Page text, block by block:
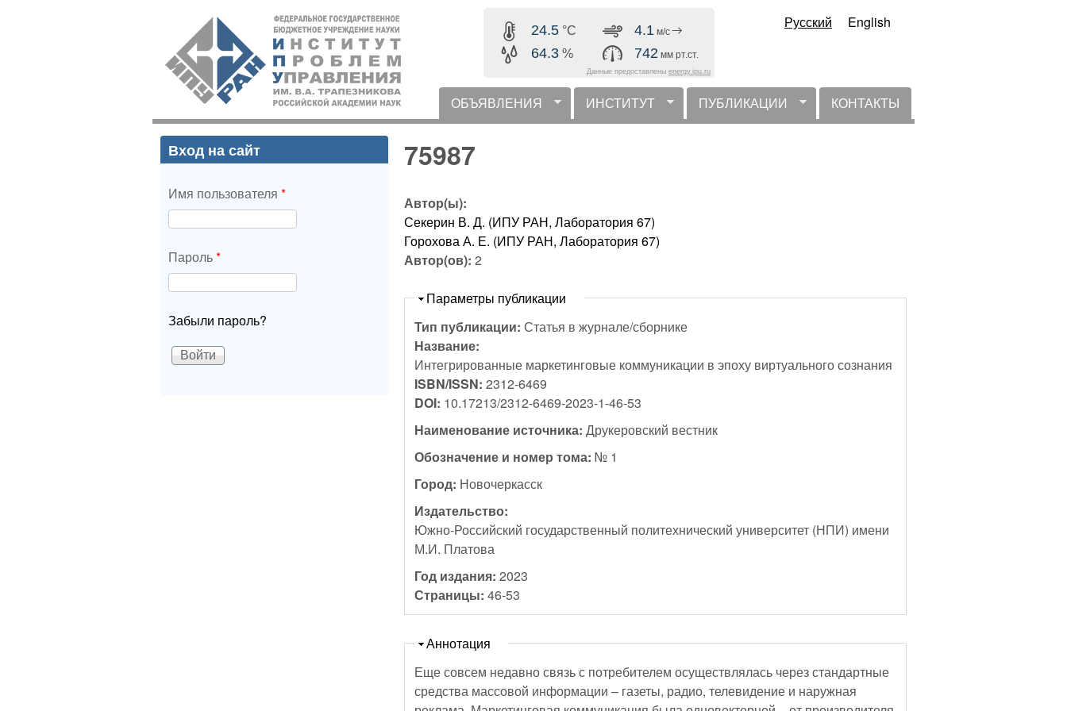
содержанию
ИПУ
РАН
24.5 °C
64.3 %
4.1 м/с
742 мм рт.ст.
Данные предоставлены energy.ipu.ru
Русский English
горизонтальное меню
ОБЪЯВЛЕНИЯ ИНСТИТУТ ПУБЛИКАЦИИ КОНТАКТЫ
75987
Автор(ы):
Секерин В. Д. (ИПУ РАН, Лаборатория 67)
Горохова А. Е. (ИПУ РАН, Лаборатория 67)
Автор(ов):2
Скрыть
Параметры публикации
Тип публикации:Статья в журнале/сборнике
Название:
Интегрированные маркетинговые коммуникации в эпоху виртуального сознания
ISBN/ISSN:2312-6469
DOI: 10.17213/2312-6469-2023-1-46-53
Наименование источника:Друкеровский вестник
Обозначение и номер тома:№ 1
Город: Новочеркасск
Издательство:
Южно-Российский государственный политехнический университет (НПИ) имени
М.И. Платова
Год издания:2023
Страницы:46-53
Скрыть
Аннотация
Еще совсем недавно связь с потребителем осуществлялась через стандартные
средства массовой информации – газеты, радио, телевидение и наружная
Вход на сайт
Имя пользователя *
Пароль*
Забыли пароль?